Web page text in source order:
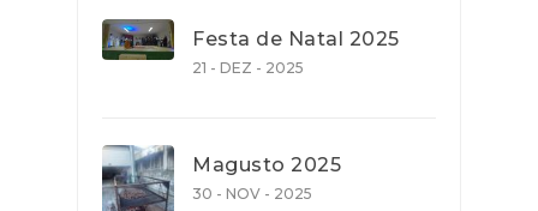
Festa de Natal 2025
21 - DEZ - 2025
Magusto 2025
30 - NOV - 2025